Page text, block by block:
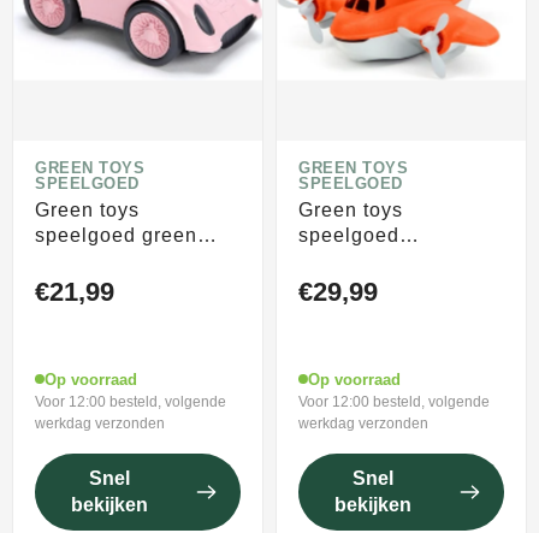
GREEN TOYS
SPEELGOED
Green toys
speelgoed green
€21,99
Op voorraad
Voor 12:00 besteld, volgende
werkdag verzonden
Snel
bekijken
GREEN TOYS
SPEELGOED
Green toys
speelgoed
blusvliegtuig oranje -
green toys
€29,99
Op voorraad
Voor 12:00 besteld, volgende
werkdag verzonden
Snel
bekijken